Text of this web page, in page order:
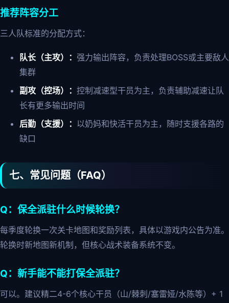
推荐阵容分工
三人队标准的分配方式：
队长（主攻）： 强力输出阵容，负责处理BOSS或主要敌人
集群
副攻（控场）： 控制减速型干员为主，负责辅助减速让队
长有更多输出时间
后勤（支援）： 以奶妈和快活干员为主，随时支援各路的
缺口
七、常见问题（FAQ）
Q：保全派驻什么时候轮换？
每季度轮换一次关卡地图和奖励列表，具体以游戏内公告为准。
轮换时新地图新机制，但核心战术装备系统不变。
Q：新手能不能打保全派驻？
可以。建议精二4-6个核心干员（山/棘刺/塞雷娅/水陈等）+ 1